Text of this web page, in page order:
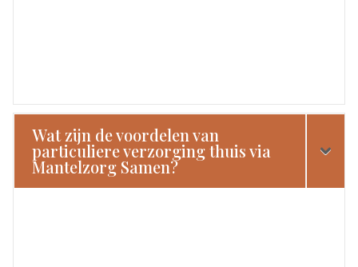
Wat zijn de voordelen van
particuliere verzorging thuis via
Mantelzorg Samen?